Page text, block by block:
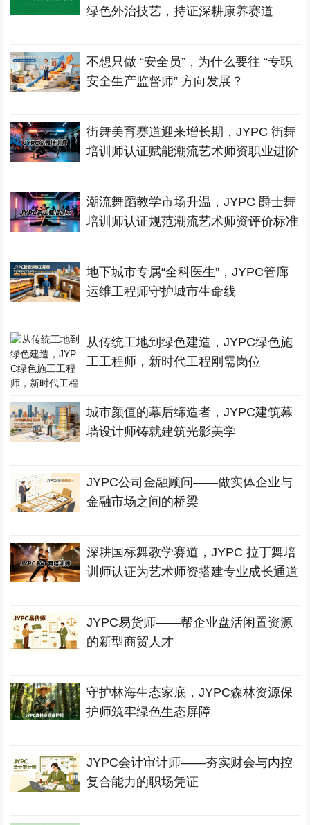
绿色外治技艺，持证深耕康养赛道
不想只做 “安全员”，为什么要往 “专职
安全生产监督师” 方向发展？
街舞美育赛道迎来增长期，JYPC 街舞
培训师认证赋能潮流艺术师资职业进阶
潮流舞蹈教学市场升温，JYPC 爵士舞
培训师认证规范潮流艺术师资评价标准
地下城市专属“全科医生”，JYPC管廊
运维工程师守护城市生命线
从传统工地到绿色建造，JYPC绿色施
工工程师，新时代工程刚需岗位
城市颜值的幕后缔造者，JYPC建筑幕
墙设计师铸就建筑光影美学
JYPC公司金融顾问——做实体企业与
金融市场之间的桥梁
深耕国标舞教学赛道，JYPC 拉丁舞培
训师认证为艺术师资搭建专业成长通道
JYPC易货师——帮企业盘活闲置资源
的新型商贸人才
守护林海生态家底，JYPC森林资源保
护师筑牢绿色生态屏障
JYPC会计审计师——夯实财会与内控
复合能力的职场凭证